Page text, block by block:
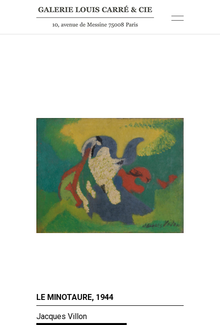
LE MINOTAURE, 1944
Jacques Villon